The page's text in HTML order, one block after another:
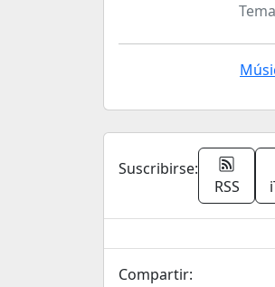
Suscribirse:
RSS
Compartir: